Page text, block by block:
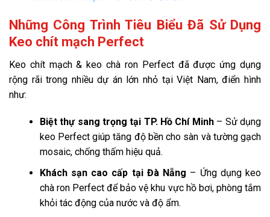
Những Công Trình Tiêu Biểu Đã Sử Dụng
Keo chít mạch Perfect
Keo chít mạch & keo chà ron Perfect đã được ứng dụng
rộng rãi trong nhiều dự án lớn nhỏ tại Việt Nam, điển hình
như:
Biệt thự sang trọng tại TP. Hồ Chí Minh– Sử dụng
keo Perfect giúp tăng độ bền cho sàn và tường gạch
mosaic, chống thấm hiệu quả.
Khách sạn cao cấp tại Đà Nẵng – Ứng dụng keo
chà ron Perfect để bảo vệ khu vực hồ bơi, phòng tắm
khỏi tác động của nước và độ ẩm.